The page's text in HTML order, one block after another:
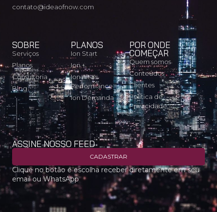
contato@ideaofnow.com
SOBRE
Serviços
Planos
Consultoria
Blog
PLANOS
Ion Start
Ion +
Ion Alta
Performance
Ion Demanda
POR ONDE
COMEÇAR
Quem somos
Conteúdos
Clientes
Política de
Privacidade
ASSINE NOSSO FEED
CADASTRAR
Clique no botão e escolha receber diretamente em seu
email ou WhatsApp